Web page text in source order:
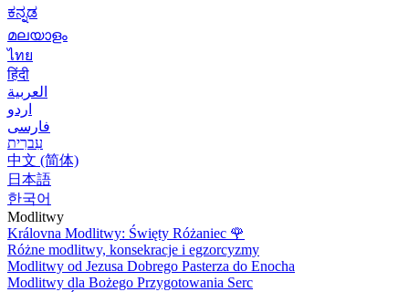
ಕನ್ನಡ
മലയാളം
ไทย
हिंदी
العربية
اردو
فارسی
עִברִית
中文 (简体)
日本語
한국어
Modlitwy
Královna Modlitwy: Święty Różaniec 🌹
Różne modlitwy, konsekracje i egzorcyzmy
Modlitwy od Jezusa Dobrego Pasterza do Enocha
Modlitwy dla Bożego Przygotowania Serc